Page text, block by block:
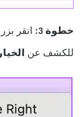
خطوة 3: انقر
للكشف عن